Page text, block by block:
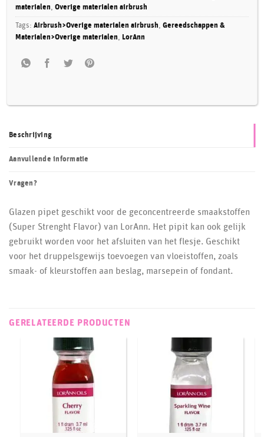
materialen,Overige materialen airbrush
Tags:Airbrush>Overige materialen airbrush,Gereedschappen &
Materialen>Overige materialen, LorAnn
Beschrijving
Aanvullende informatie
Vragen?
Glazen pipet geschikt voor de geconcentreerde smaakstoffen
(Super Strenght Flavor) van LorAnn. Het pipit kan ook gelijk
gebruikt worden voor het afsluiten van het flesje. Geschikt
voor het druppelsgewijs toevoegen van vloeistoffen, zoals
smaak- of kleurstoffen aan beslag, marsepein of fondant.
GERELATEERDE PRODUCTEN